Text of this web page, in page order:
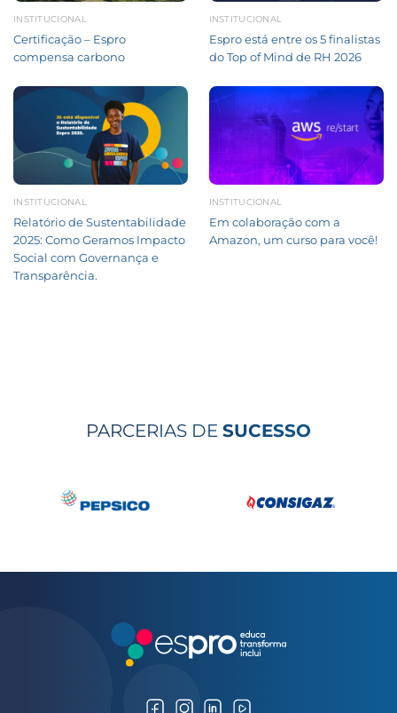
INSTITUCIONAL
Certificação – Espro
compensa carbono
INSTITUCIONAL
Espro está entre os 5 finalistas
do Top of Mind de RH 2026
INSTITUCIONAL
Relatório de Sustentabilidade
2025: Como Geramos Impacto
Social com Governança e
Transparência.
INSTITUCIONAL
Em colaboração com a
Amazon, um curso para você!
PARCERIAS DE SUCESSO